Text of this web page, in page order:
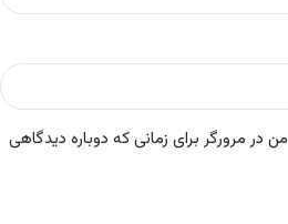
در مرورگر برای زمانی که دوباره دیدگاهی